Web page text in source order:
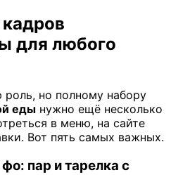
для любого
роль, но полному набору
еды нужно ещё несколько
в меню, на сайте
Вот пять самых важных.
пар и тарелка с